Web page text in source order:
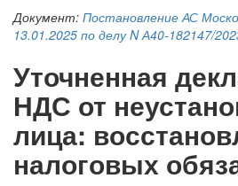
Документ: Постановление АС
13.01.2025 по делу N А40-182147/
Уточненная
НДС от
лица:
налоговых